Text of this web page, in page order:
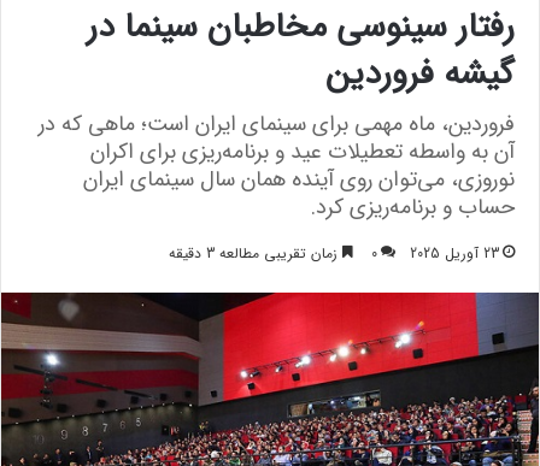
رفتار سینوسی مخاطبان سینما در
گیشه فروردین
فروردین، ماه مهمی برای سینمای ایران است؛ ماهی که در
آن به واسطه تعطیلات عید و برنامه‌ریزی برای اکران
نوروزی، می‌توان روی آینده همان سال سینمای ایران
حساب و برنامه‌ریزی کرد.
23 آوریل 2025 0 زمان تقریبی مطالعه 3 دقیقه